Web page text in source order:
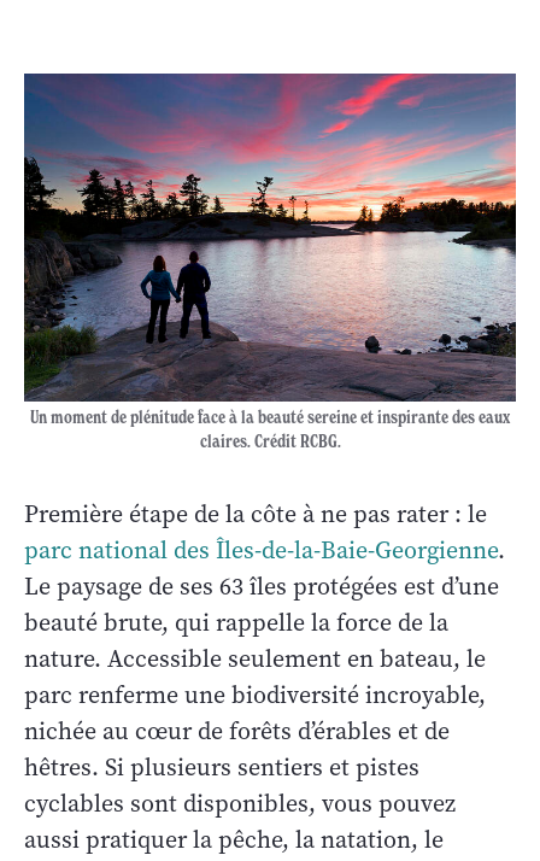
Un moment de plénitude face à la beauté sereine et inspirante des eaux
claires. Crédit RCBG.
Première étape de la côte à ne pas rater : le
parc national des Îles-de-la-Baie-Georgienne.
Le paysage de ses 63 îles protégées est d’une
beauté brute, qui rappelle la force de la
nature. Accessible seulement en bateau, le
parc renferme une biodiversité incroyable,
nichée au cœur de forêts d’érables et de
hêtres. Si plusieurs sentiers et pistes
cyclables sont disponibles, vous pouvez
aussi pratiquer la pêche, la natation, le